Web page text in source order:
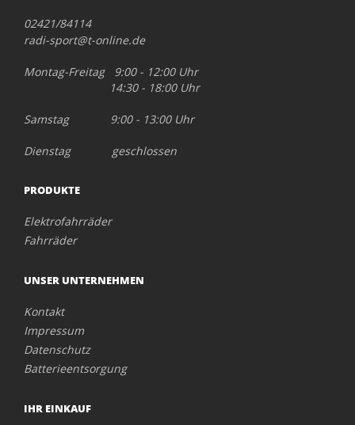
02421/84114
radi-sport@t-online.de
Montag-Freitag 9:00 - 12:00 Uhr
14:30 - 18:00 Uhr
Samstag 9:00 - 13:00 Uhr
Dienstag geschlossen
PRODUKTE
Elektrofahrräder
Fahrräder
UNSER UNTERNEHMEN
Kontakt
Impressum
Datenschutz
Batterieentsorgung
IHR EINKAUF